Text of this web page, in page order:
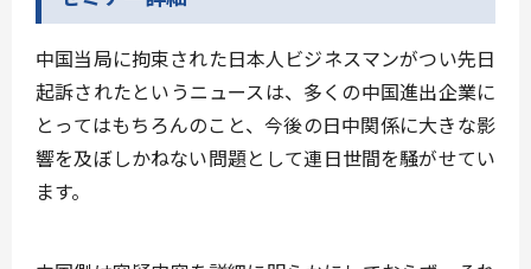
中国当局に拘束された日本人ビジネスマンがつい先日
起訴されたというニュースは、多くの中国進出企業に
とってはもちろんのこと、今後の日中関係に大きな影
響を及ぼしかねない問題として連日世間を騒がせてい
ます。